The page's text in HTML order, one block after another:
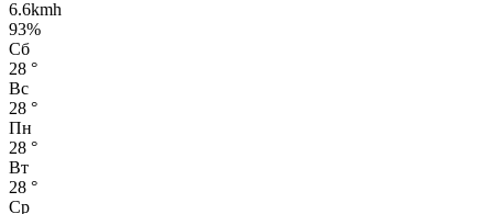
6.6kmh
93%
Сб
28 °
Вс
28 °
Пн
28 °
Вт
28 °
Ср